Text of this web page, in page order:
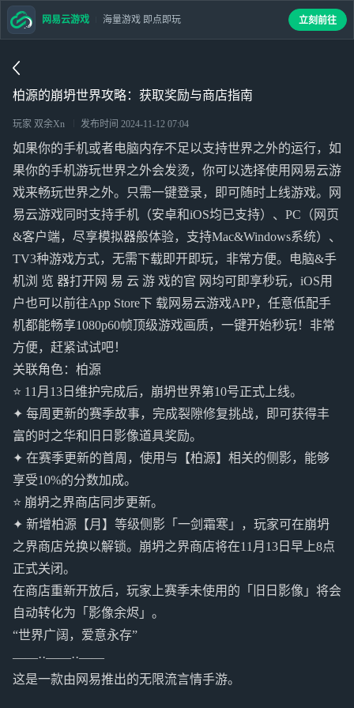
柏源的崩坍世界攻略：获取奖励与商店指南
玩家 双余Xn 发布时间 2024-11-12 07:04
如果你的手机或者电脑内存不足以支持世界之外的运行，如
果你的手机游玩世界之外会发烫，你可以选择使用网易云游
戏来畅玩世界之外。只需一键登录，即可随时上线游戏。网
易云游戏同时支持手机（安卓和iOS均已支持）、PC（网页
&客户端，尽享模拟器般体验，支持Mac&Windows系统）、
TV3种游戏方式，无需下载即开即玩，非常方便。电脑&手
机浏 览 器打开网 易 云 游 戏的官 网均可即享秒玩，iOS用
户也可以前往App Store下 载网易云游戏APP，任意低配手
机都能畅享1080p60帧顶级游戏画质，一键开始秒玩！非常
方便，赶紧试试吧！
关联角色：柏源
⭐ 11月13日维护完成后，崩坍世界第10号正式上线。
✦ 每周更新的赛季故事，完成裂隙修复挑战，即可获得丰
富的时之华和旧日影像道具奖励。
✦ 在赛季更新的首周，使用与【柏源】相关的侧影，能够
享受10%的分数加成。
⭐ 崩坍之界商店同步更新。
✦ 新增柏源【月】等级侧影「一剑霜寒」，玩家可在崩坍
之界商店兑换以解锁。崩坍之界商店将在11月13日早上8点
正式关闭。
在商店重新开放后，玩家上赛季未使用的「旧日影像」将会
自动转化为「影像余烬」。
“世界广阔，爱意永存”
——··——··——
这是一款由网易推出的无限流言情手游。
网易云游戏 海量游戏 即点即玩 立刻前往